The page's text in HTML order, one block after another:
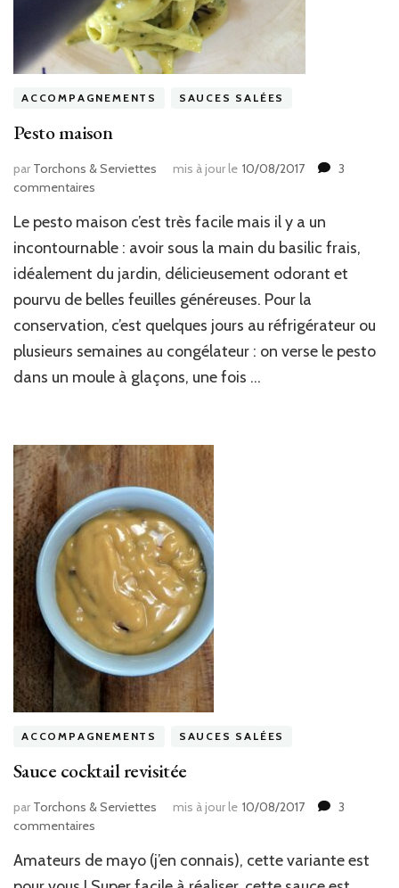
ACCOMPAGNEMENTS SAUCES SALÉES
Pesto maison
par Torchons & Serviettes mis à jour le 10/08/2017
3
commentaires
maison
Le pesto maison c’est très facile mais il y a un
incontournable : avoir sous la main du basilic frais,
idéalement du jardin, délicieusement odorant et
pourvu de belles feuilles généreuses. Pour la
conservation, c’est quelques jours au réfrigérateur ou
plusieurs semaines au congélateur : on verse le pesto
dans un moule à glaçons, une fois …
ACCOMPAGNEMENTS SAUCES SALÉES
Sauce cocktail revisitée
par Torchons & Serviettes mis à jour le 10/08/2017
3
commentaires
cocktail
revisitée
Amateurs de mayo (j’en connais), cette variante est